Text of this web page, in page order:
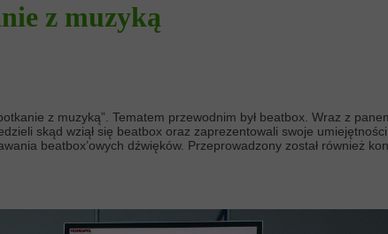
z muzyką”. Tematem przewodnim był beatbox. Wraz z
skąd wziął się beatbox oraz zaprezentowali swoje
beatbox’owych dźwięków. Przeprowadzony został również
z muzyką